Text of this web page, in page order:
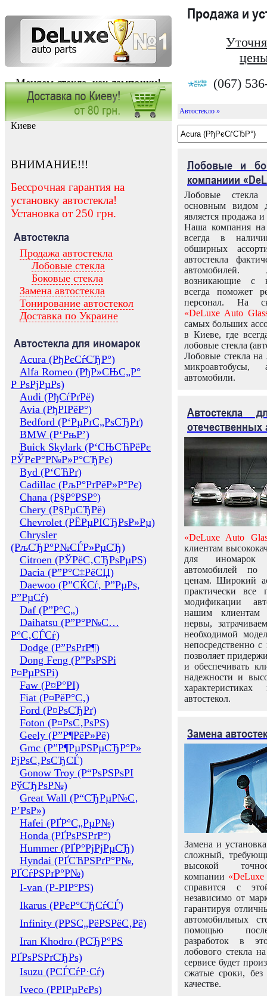
Меняем стекла, как лампочки!
Продажа и
(067)
Заказать установку автостекла в
Киеве
ВНИМАНИЕ!!!
Бессрочная гарантия на
установку автостекла!
Установка от 250 грн.
Автостекла
Продажа автостекла
Лобовые стекла
Боковые стекла
Замена автостекла
Тонирование автостекол
Доставка по Украине
Автостекла для иномарок
Acura (РђРєСѓСЂР°)
Alfa Romeo (РђР»СЊС„Р°
Р РѕРјРµРѕ)
Audi (РђСѓРґРё)
Avia (РђРІРёР°)
Bedford (Р‘РµРґС„РѕСЂРґ)
BMW (Р‘РњР’)
Buick Skylark (Р‘СЊСЋРёРє
РЎРєР°Р№Р»Р°СЂРє)
Byd (Р‘СЋРґ)
Cadillac (РљР°РґРёР»Р°Рє)
Chana (Р§Р°РЅР°)
Chery (Р§РµСЂРё)
Chevrolet (РЁРµРІСЂРѕР»Рµ)
Chrysler
(РљСЂР°Р№СЃР»РµСЂ)
Citroen (РЎРёС‚СЂРѕРµРЅ)
Dacia (Р”Р°С‡РёСЏ)
Daewoo (Р”СЌСѓ, Р”РµРѕ,
Р”РµСѓ)
Daf (Р”Р°С„)
Daihatsu (Р”Р°Р№С…
Р°С‚СЃСѓ)
Dodge (Р”РѕРґР¶)
Dong Feng (Р”РѕРЅРі
Р¤РµРЅРі)
Faw (Р¤Р°РІ)
Fiat (Р¤РёР°С‚)
Ford (Р¤РѕСЂРґ)
Foton (Р¤РѕС‚РѕРЅ)
Geely (Р”Р¶РёР»Рё)
Gmc (Р”Р¶РµРЅРµСЂР°Р»
РјРѕС‚РѕСЂСЃ)
Gonow Troy (Р“РѕРЅРѕРІ
РўСЂРѕР№)
Great Wall (Р“СЂРµР№С‚
Р’РѕР»)
Hafei (РҐР°С„РµР№)
Honda (РҐРѕРЅРґР°)
Hummer (РҐР°РјРјРµСЂ)
Hyndai (РҐСЋРЅРґР°Р№,
РҐСѓРЅРґР°Р№)
I-van (Р-РІР°РЅ)
Ikarus (РРєР°СЂСѓСЃ)
Infinity (РРЅС„РёРЅРёС‚Рё)
Iran Khodro (РСЂР°РЅ
РҐРѕРЅРґСЂРѕ)
Isuzu (РСЃСѓР·Сѓ)
Iveco (РРІРµРєРѕ)
Автостекло »
Лобовые и
компаниии
Лобовые
основным видом
является продажа и
Наша компания на
всегда в
обширных
автостекла
возникающие с
всегда поможет
персонал. На
«DeLuxe Auto
самых больших
в Киеве, где
лобовые стекла
Лобовые стекла на
микроавтобусы,
автомобили.
Автостекла
отечественных
«DeLuxe Auto
клиентам
для иномарок
автомобилей
ценам. Широкий
практически все
модификации
нашим клиентам
нервы,
необходимой
непосредственно
позволяет
и обеспечивать
надежности и
автостекол.
Замена
Замена и
сложный,
высокой
компании «DeLuxe
справится с
независимо от
гарантируя
автомобильных
помощью
разработок в
лобового стекла
сервисе будет
сжатые сроки,
качестве.